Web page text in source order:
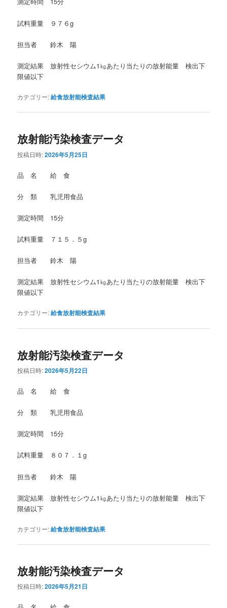
試料重量 ９７６g
担当者 鈴木 陽
測定結果 放射性セシウム1㎏あたり当たりの放射能量 検出下
限値以下
カテゴリー:給食放射能検査結果
放射能汚染検査データ
投稿日時:2026年5月25日
品 名 給 食
分 類 乳児用食品
測定時間 15分
試料重量 ７１５．５g
担当者 鈴木 陽
測定結果 放射性セシウム1㎏あたり当たりの放射能量 検出下
限値以下
カテゴリー:給食放射能検査結果
放射能汚染検査データ
投稿日時:2026年5月22日
品 名 給 食
分 類 乳児用食品
測定時間 15分
試料重量 ８０７．１g
担当者 鈴木 陽
測定結果 放射性セシウム1㎏あたり当たりの放射能量 検出下
限値以下
カテゴリー:給食放射能検査結果
放射能汚染検査データ
投稿日時:2026年5月21日